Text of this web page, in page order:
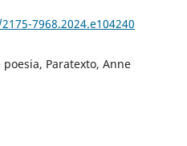
7968.2024.e104240
Paratexto, Anne